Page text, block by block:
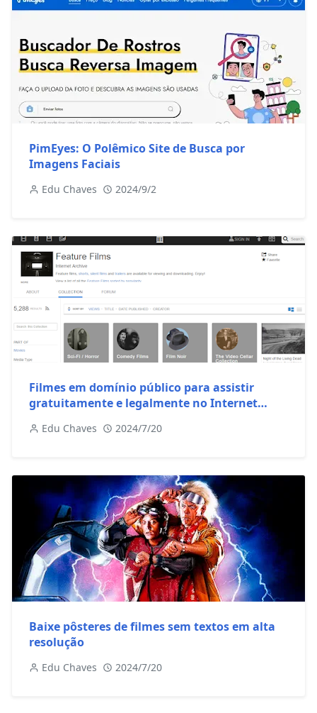
PimEyes: O Polêmico Site de Busca por
Imagens Faciais
Edu Chaves 2024/9/2
Filmes em domínio público para assistir
gratuitamente e legalmente no Internet
Edu Chaves 2024/7/20
Baixe pôsteres de filmes sem textos em alta
resolução
Edu Chaves 2024/7/20